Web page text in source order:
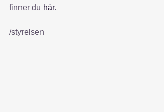
finner du här.
/styrelsen